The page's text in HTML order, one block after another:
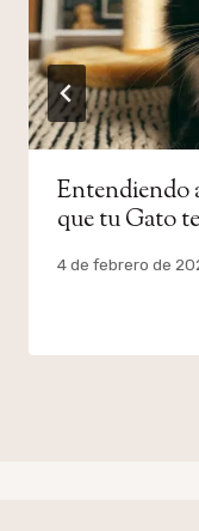
Entendiendo
que tu Gato
Por
4 de febrero de